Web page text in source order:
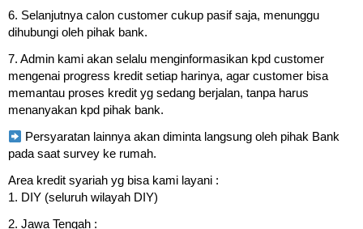
6. Selanjutnya calon customer cukup pasif saja, menunggu
dihubungi oleh pihak bank.
7. Admin kami akan selalu menginformasikan kpd customer
mengenai progress kredit setiap harinya, agar customer bisa
memantau proses kredit yg sedang berjalan, tanpa harus
menanyakan kpd pihak bank.
Persyaratan lainnya akan diminta langsung oleh pihak Bank
pada saat survey ke rumah.
Area kredit syariah yg bisa kami layani :
1. DIY (seluruh wilayah DIY)
2. Jawa Tengah :